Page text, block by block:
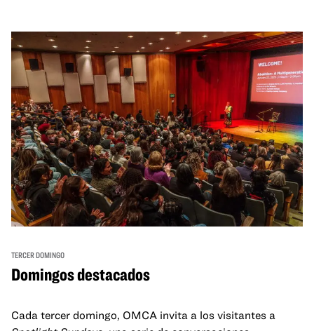
TERCER DOMINGO
Domingos destacados
Cada tercer domingo, OMCA invita a los visitantes a